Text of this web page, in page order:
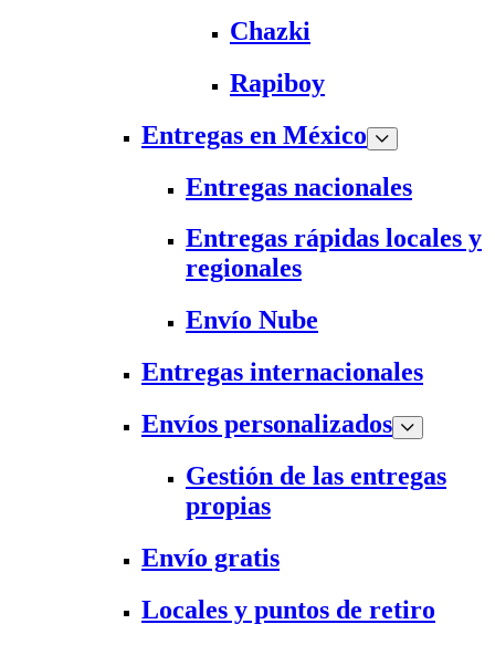
Chazki
Rapiboy
Entregas en México
Entregas nacionales
Entregas rápidas locales y
regionales
Envío Nube
Entregas internacionales
Envíos personalizados
Gestión de las entregas
propias
Envío gratis
Locales y puntos de retiro